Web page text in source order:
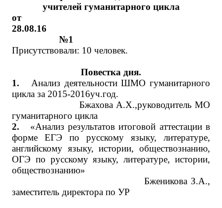
учителей гуманитарного цикла
от
№1
Присутствовали: 10 человек.
Повестка дня.
1.
Анализ деятельности ШМО гуманитарного
цикла за 2015-2016уч.год.
Бжахова А.Х.,руководитель МО
гуманитарного цикла
2.
«Анализ результатов итоговой аттестации в
форме ЕГЭ по русскому языку, литературе,
английскому языку, истории, обществознанию,
ОГЭ по русскому языку, литературе, истории,
обществознанию»
Бженикова З.А.,
заместитель директора по УР